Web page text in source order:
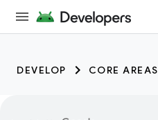
DEVELOP CORE AREAS